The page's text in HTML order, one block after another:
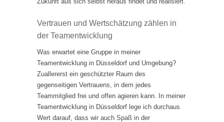
Vertrauen und Wertschätzung zählen in
der Teamentwicklung
Was erwartet eine Gruppe in meiner
Teamentwicklung in Düsseldorf und Umgebung?
Zuallererst ein geschützter Raum des
gegenseitigen Vertrauens, in dem jedes
Teammitglied frei und offen agieren kann. In meiner
Teamentwicklung in Düsseldorf lege ich durchaus
Wert darauf, dass wir auch Spaß in der